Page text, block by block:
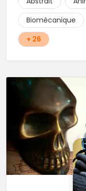
school, fantasy ou
Cody et les
idées en
Biomécanique
+ 26